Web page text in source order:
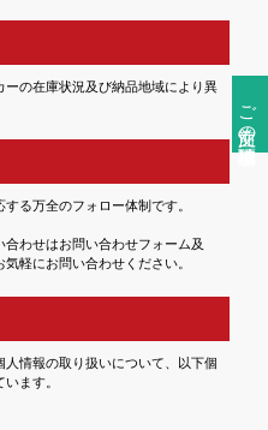
ご注文前の確認事項
の在庫状況及び納品地域により異
る万全のフォロー体制です。
わせはお問い合わせフォーム及
軽にお問い合わせください。
情報の取り扱いについて、以下個
ます。